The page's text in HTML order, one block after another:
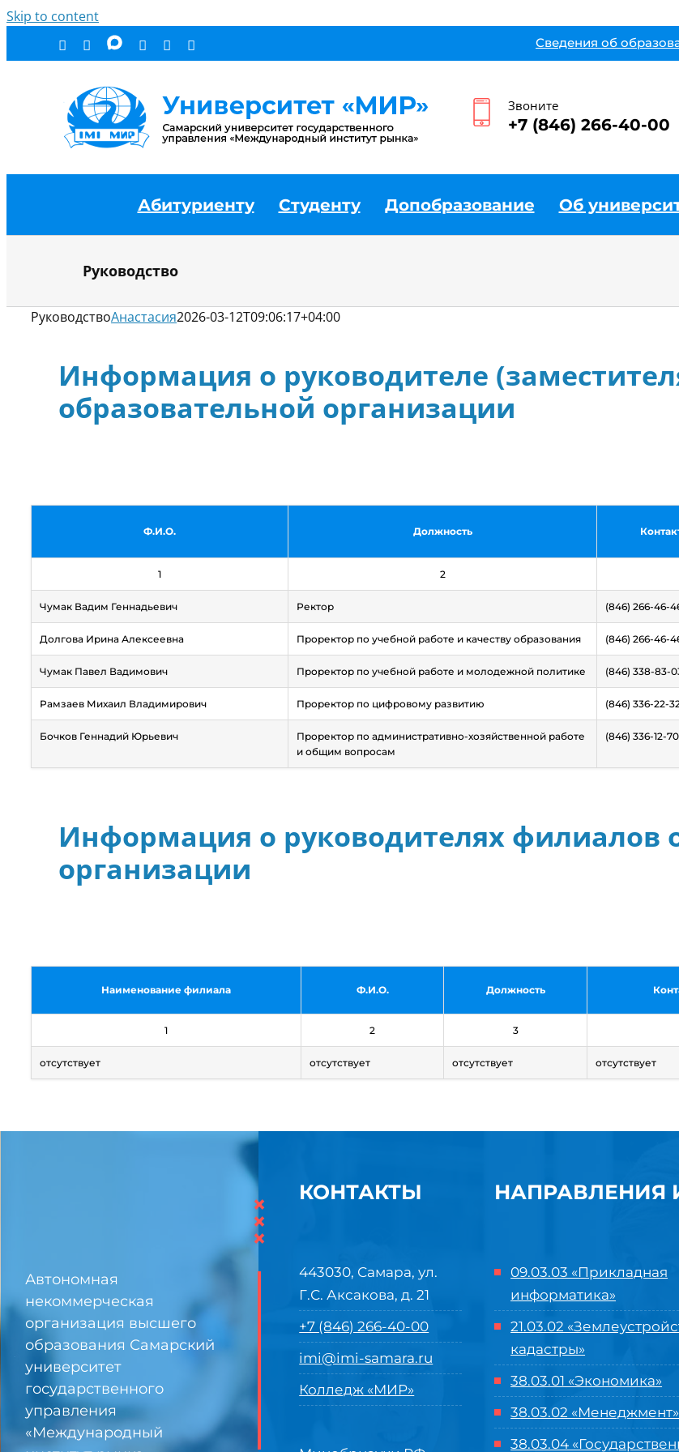
Skip to content
Сведения об
Звоните
+7 (846) 266-40-00
Абитуриенту Студенту Допобразование Об
Руководство
РуководствоАнастасия2026-03-12T09:06:17+04:00
Информация о руководителе
образовательной организации
Ф.И.О. Должность
1 2
Чумак Вадим Геннадьевич Ректор (846) 266-46-
Долгова Ирина Алексеевна Проректор по учебной работе и качеству образования (846) 266-46-
Чумак Павел Вадимович Проректор по учебной работе и молодежной политике (846) 338-83-
Рамзаев Михаил Владимирович Проректор по цифровому развитию (846) 336-22-
Бочков Геннадий Юрьевич
Проректор по административно-хозяйственной работе
и общим вопросам
(846) 336-12-70
Информация о руководителях филиалов
организации
Наименование филиала Ф.И.О. Должность
1 2 3
отсутствует отсутствует отсутствует отсутствует
Автономная
некоммерческая
организация высшего
образования Самарский
университет
государственного
управления
«Международный
×
×
×
КОНТАКТЫ
443030, Самара, ул.
Г.С. Аксакова, д. 21
+7 (846) 266-40-00
imi@imi-samara.ru
Колледж «МИР»
НАПРАВЛЕНИЯ
09.03.03 «Прикладная
информатика»
21.03.02
кадастры»
38.03.01 «Экономика»
38.03.02 «Менеджмент»
38.03.04